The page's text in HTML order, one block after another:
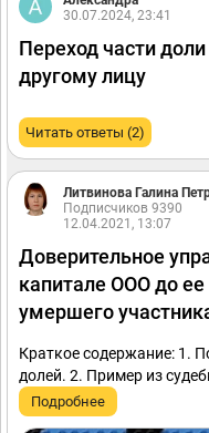
30.07.2024, 23:41
Переход части
другому лицу
Читать ответы (2)
Литвинова Галина
Подписчиков 9390
12.04.2021, 13:07
Доверительное
капитале ООО до
умершего
Краткое содержание: 1.
долей. 2. Пример из
Подробнее